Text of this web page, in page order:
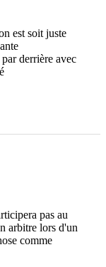
est soit juste
derrière avec
pas au
arbitre lors d'un
comme